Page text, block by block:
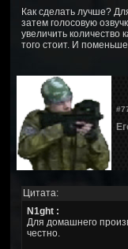
Как сделать лучше?
затем голосовую
увеличить количество
того стоит. И
Цитата:
N1ght :
Для домашнего
честно.